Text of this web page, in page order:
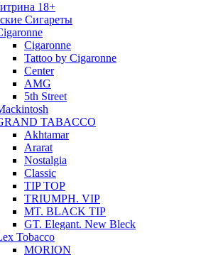
18+
Сигареты
Cigaronne
Tattoo by Cigaronne
Center
AMG
5th Street
TABACCO
Akhtamar
Ararat
Nostalgia
Classic
TIP TOP
TRIUMPH. VIP
MT. BLACK TIP
GT. Elegant. New Bleck
Tobacco
MORION